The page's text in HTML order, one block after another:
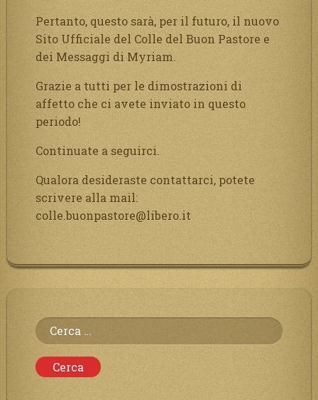
Pertanto, questo sarà, per il futuro, il nuovo
Sito Ufficiale del Colle del Buon Pastore e
dei Messaggi di Myriam.
Grazie a tutti per le dimostrazioni di
affetto che ci avete inviato in questo
periodo!
Continuate a seguirci.
Qualora desideraste contattarci, potete
scrivere alla mail:
colle.buonpastore@libero.it
Ricerca
per: